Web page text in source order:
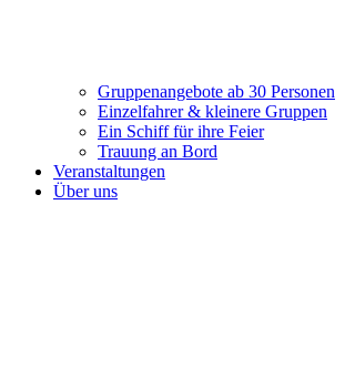
Gruppenangebote ab 30 Personen
Einzelfahrer & kleinere Gruppen
Ein Schiff für ihre Feier
Trauung an Bord
Veranstaltungen
Über uns